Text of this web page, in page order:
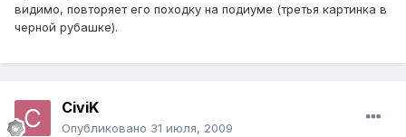
видимо, повторяет его походку на подиуме (третья картинка в
черной рубашке).
CiviK
Опубликовано 31 июля, 2009